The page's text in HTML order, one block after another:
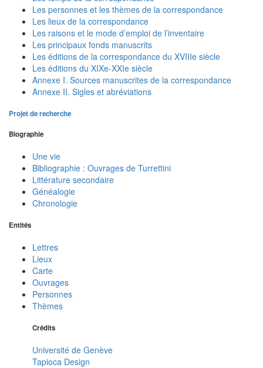
Les personnes et les thèmes de la correspondance
Les lieux de la correspondance
Les raisons et le mode d’emploi de l’inventaire
Les principaux fonds manuscrits
Les éditions de la correspondance du XVIIIe siècle
Les éditions du XIXe-XXIe siècle
Annexe I. Sources manuscrites de la correspondance
Annexe II. Sigles et abréviations
Projet de recherche
Biographie
Une vie
Bibliographie : Ouvrages de Turrettini
Littérature secondaire
Généalogie
Chronologie
Entités
Lettres
Lieux
Carte
Ouvrages
Personnes
Thèmes
Crédits
Université de Genève
Tapioca Design